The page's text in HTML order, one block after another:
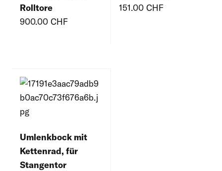
Rolltore
900.00 CHF
151.00 CHF
Umlenkbock mit
Kettenrad, für
Stangentor